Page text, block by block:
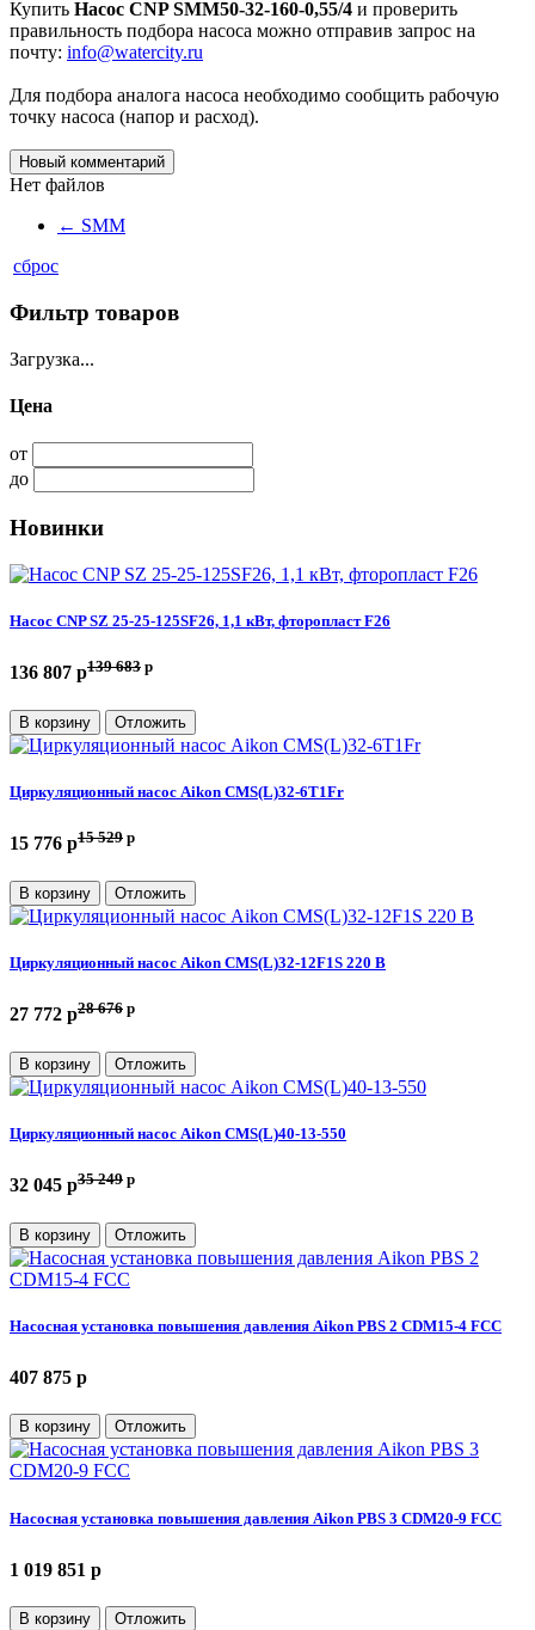
Купить Насос CNP SMM50-32-160-0,55/4 и проверить
правильность подбора насоса можно отправив запрос на
почту: info@watercity.ru
Для подбора аналога насоса необходимо сообщить рабочую
точку насоса (напор и расход).
Новый комментарий
Нет файлов
← SMM
сброс
Фильтр товаров
Загрузка...
Цена
от
до
Новинки
Насос CNP SZ 25-25-125SF26, 1,1 кВт, фторопласт F26
136 807 p139 683 p
В корзину Отложить
Циркуляционный насос Aikon CMS(L)32-6T1Fr
15 776 p15 529 p
В корзину Отложить
Циркуляционный насос Aikon CMS(L)32-12F1S 220 В
27 772 p28 676 p
В корзину Отложить
Циркуляционный насос Aikon CMS(L)40-13-550
32 045 p35 249 p
В корзину Отложить
Насосная установка повышения давления Aikon PBS 2 CDM15-4 FCC
407 875 p
В корзину Отложить
Насосная установка повышения давления Aikon PBS 3 CDM20-9 FCC
1 019 851 p
В корзину Отложить